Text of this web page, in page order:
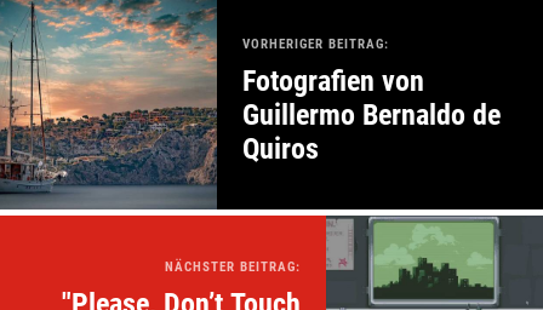
VORHERIGER BEITRAG:
Fotografien von
Guillermo Bernaldo de
Quiros
NÄCHSTER BEITRAG: